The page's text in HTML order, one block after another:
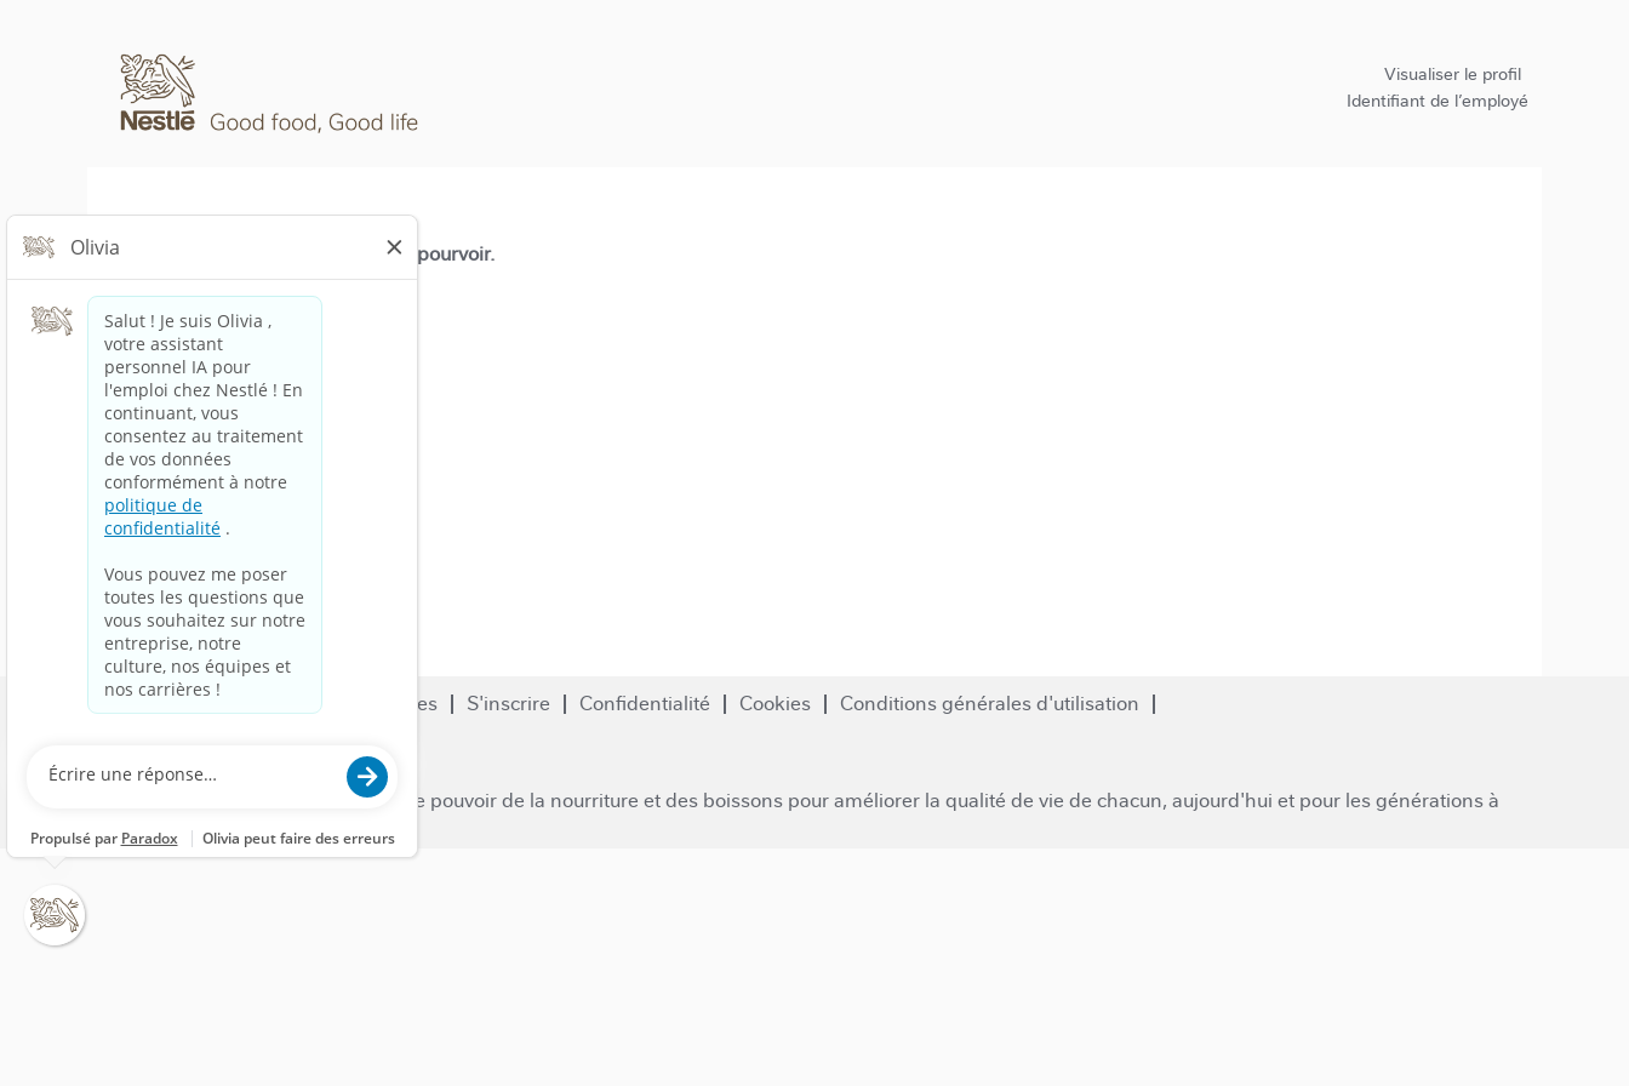
Visualiser le profil
Identifiant de l’employé
Ce poste n'est plus à pourvoir.
Recherche de travail Carrières S'inscrire Confidentialité Cookies
Conditions générales d'utilisation
© 2023 Nestlé | Nous libérons le pouvoir de la nourriture et des boissons pour améliorer la qualité de vie de chacun, aujourd'hui et pour les générations à